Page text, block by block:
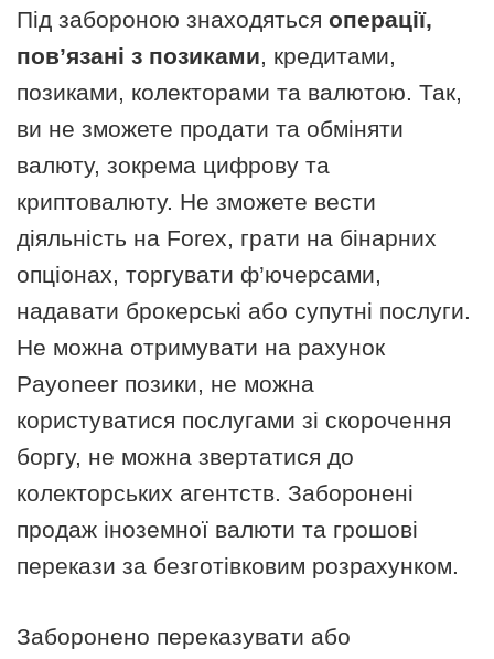
Під забороною знаходяться операції,
пов’язані з позиками, кредитами,
позиками, колекторами та валютою. Так,
ви не зможете продати та обміняти
валюту, зокрема цифрову та
криптовалюту. Не зможете вести
діяльність на Forex, грати на бінарних
опціонах, торгувати ф’ючерсами,
надавати брокерські або супутні послуги.
Не можна отримувати на рахунок
Payoneer позики, не можна
користуватися послугами зі скорочення
боргу, не можна звертатися до
колекторських агентств. Заборонені
продаж іноземної валюти та грошові
перекази за безготівковим розрахунком.
Заборонено переказувати або